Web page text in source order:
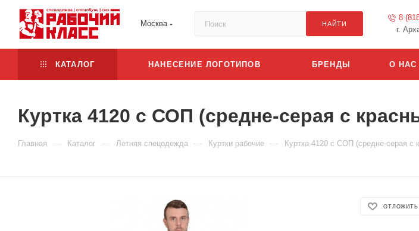
Москва НАЙТИ
8
г.
КАТАЛОГ НАНЕСЕНИЕ ЛОГОТИПОВ БРЕНДЫ О НАС
Куртка 4120 с СОП (средне-серая с
Главная — Каталог — Летняя спецодежда — Куртки рабочие — Куртка 4120 с СОП (средне-серая с
ОТЛОЖИТЬ